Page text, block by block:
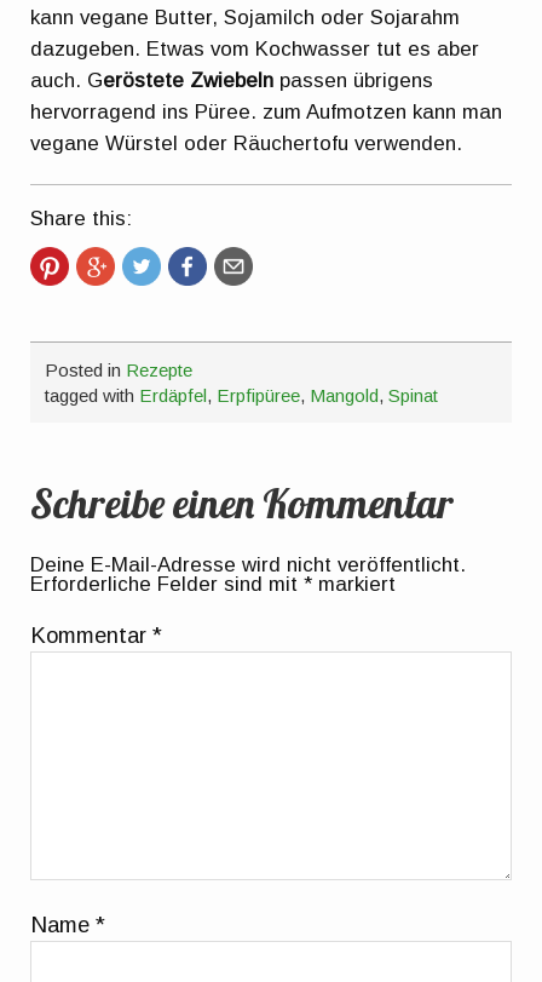
kann vegane Butter, Sojamilch oder Sojarahm
dazugeben. Etwas vom Kochwasser tut es aber
auch. Geröstete Zwiebeln passen übrigens
hervorragend ins Püree. zum Aufmotzen kann man
vegane Würstel oder Räuchertofu verwenden.
Share this:
Posted in Rezepte
tagged with Erdäpfel, Erpfipüree, Mangold,Spinat
Schreibe einen Kommentar
Deine E-Mail-Adresse wird nicht veröffentlicht.
Erforderliche Felder sind mit* markiert
Kommentar*
Name*